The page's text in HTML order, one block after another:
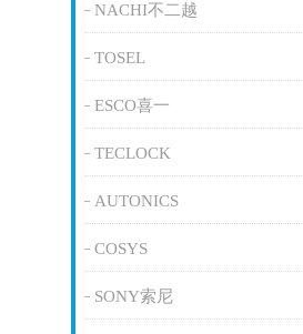
NACHI不二越
TOSEL
ESCO喜一
TECLOCK
AUTONICS
COSYS
SONY索尼